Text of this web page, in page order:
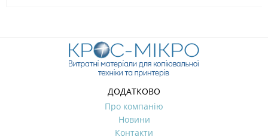
ДОДАТКОВО
Про компанію
Новини
Контакти